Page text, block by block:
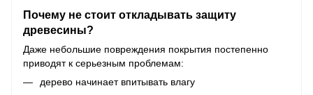
Почему не стоит откладывать защиту
древесины?
Даже небольшие повреждения покрытия постепенно
приводят к серьезным проблемам:
дерево начинает впитывать влагу